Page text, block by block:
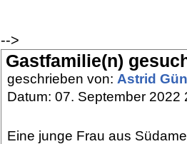
-->
Gastfamilie(n)
geschrieben von: Astrid
Datum: 07. September 2022
Eine junge Frau aus